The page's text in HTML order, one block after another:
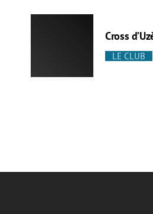
Cross
LE CLUB